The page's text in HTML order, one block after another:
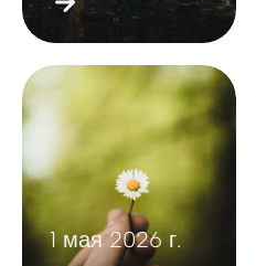
1 мая 2026 г.